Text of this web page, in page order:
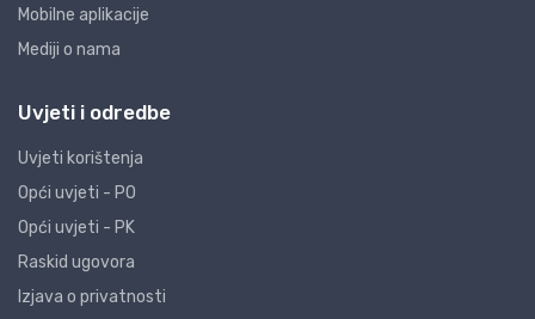
Mobilne aplikacije
Mediji o nama
Uvjeti i odredbe
Uvjeti korištenja
Opći uvjeti - PO
Opći uvjeti - PK
Raskid ugovora
Izjava o privatnosti